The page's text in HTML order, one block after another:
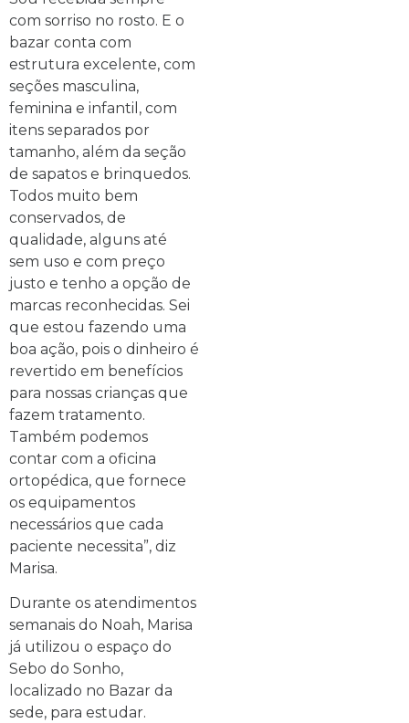
com sorriso no rosto. E o
bazar conta com
estrutura excelente, com
seções masculina,
feminina e infantil, com
itens separados por
tamanho, além da seção
de sapatos e brinquedos.
Todos muito bem
conservados, de
qualidade, alguns até
sem uso e com preço
justo e tenho a opção de
marcas reconhecidas. Sei
que estou fazendo uma
boa ação, pois o dinheiro é
revertido em benefícios
para nossas crianças que
fazem tratamento.
Também podemos
contar com a oficina
ortopédica, que fornece
os equipamentos
necessários que cada
paciente necessita”, diz
Marisa.
Durante os atendimentos
semanais do Noah, Marisa
já utilizou o espaço do
Sebo do Sonho,
localizado no Bazar da
sede, para estudar.